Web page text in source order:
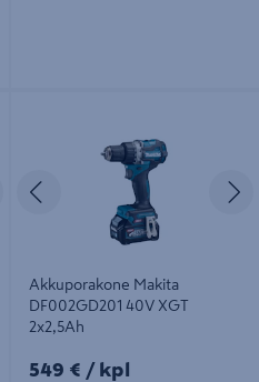
Seuraava
Akkuporakone Makita
DF002GD201 40V XGT
2x2,5Ah
549€/kpl
549 € / kpl